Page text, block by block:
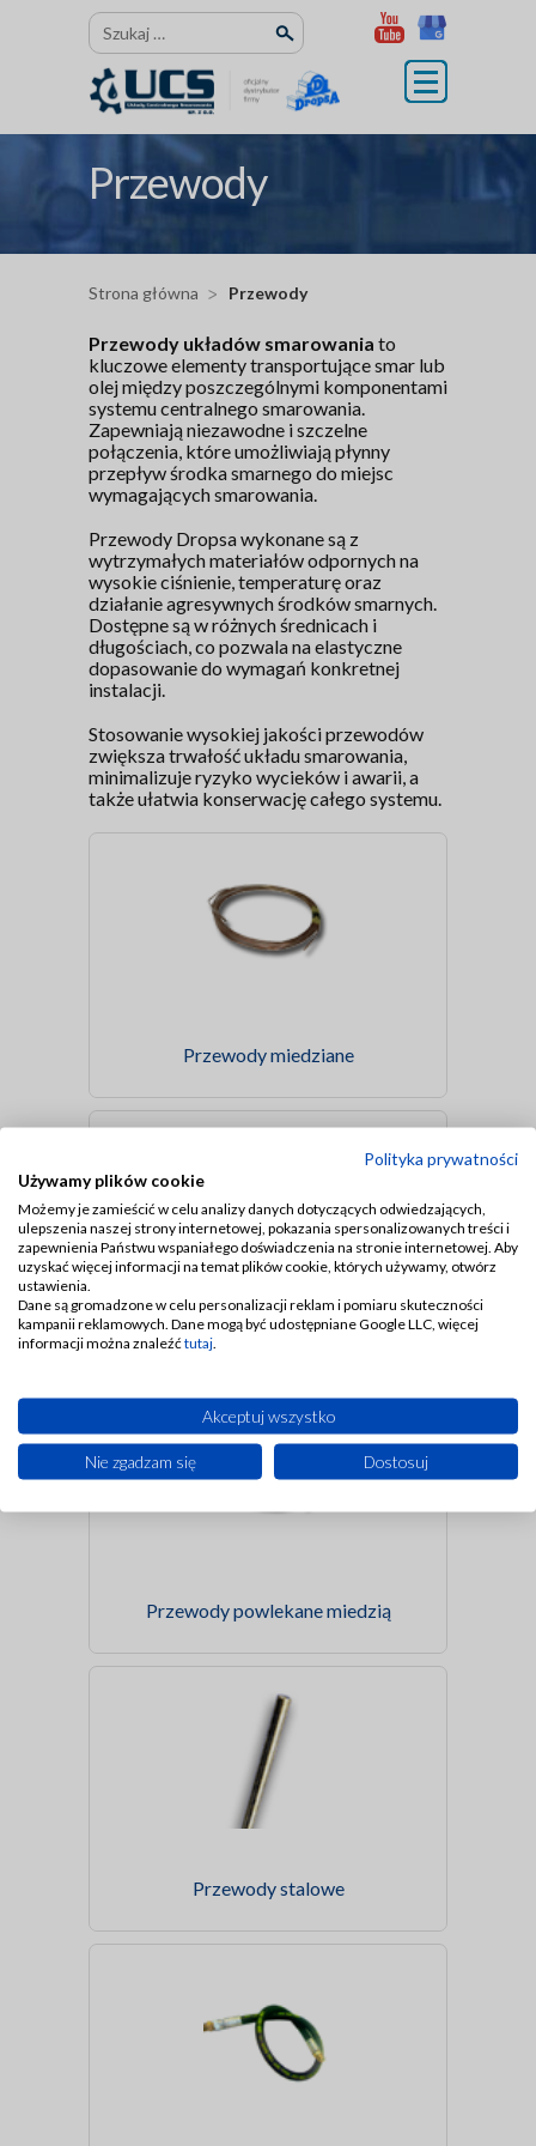
Szukaj:
Przewody
Strona główna Przewody
Przewody układów smarowania to
kluczowe elementy transportujące smar lub
olej między poszczególnymi komponentami
systemu centralnego smarowania.
Zapewniają niezawodne i szczelne
połączenia, które umożliwiają płynny
przepływ środka smarnego do miejsc
wymagających smarowania.
Przewody Dropsa wykonane są z
wytrzymałych materiałów odpornych na
wysokie ciśnienie, temperaturę oraz
działanie agresywnych środków smarnych.
Dostępne są w różnych średnicach i
długościach, co pozwala na elastyczne
dopasowanie do wymagań konkretnej
instalacji.
Stosowanie wysokiej jakości przewodów
zwiększa trwałość układu smarowania,
minimalizuje ryzyko wycieków i awarii, a
także ułatwia konserwację całego systemu.
Przewody miedziane
Przewody nylonowe
Przewody powlekane miedzią
Przewody stalowe
Polityka prywatności
Używamy plików cookie
Możemy je zamieścić w celu analizy danych dotyczących odwiedzających,
ulepszenia naszej strony internetowej, pokazania spersonalizowanych treści i
zapewnienia Państwu wspaniałego doświadczenia na stronie internetowej. Aby
uzyskać więcej informacji na temat plików cookie, których używamy, otwórz
ustawienia.
Dane są gromadzone w celu personalizacji reklam i pomiaru skuteczności
kampanii reklamowych. Dane mogą być udostępniane Google LLC, więcej
informacji można znaleźć tutaj
Akceptuj wszystko
Nie zgadzam się Dostosuj